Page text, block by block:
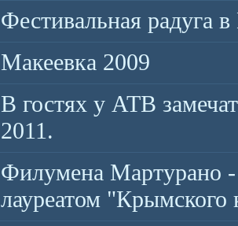
Фестивальная радуга
Макеевка 2009
В гостях у АТВ
2011.
Филумена Мартурано
лауреатом "Крымского